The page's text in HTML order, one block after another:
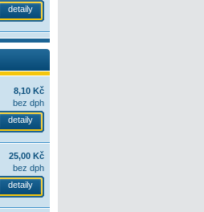
detaily
8,10 Kč
bez dph
detaily
25,00 Kč
bez dph
detaily